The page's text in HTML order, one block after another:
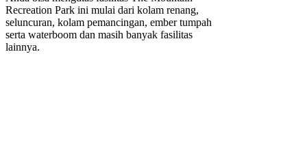
Recreation Park ini mulai dari kolam renang,
seluncuran, kolam pemancingan, ember tumpah
serta waterboom dan masih banyak fasilitas
lainnya.